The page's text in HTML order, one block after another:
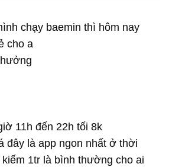
chạy baemin thì hôm nay
cho a
11h đến 22h tối 8k
đây là app ngon nhất ở thời
1tr là bình thường cho ai